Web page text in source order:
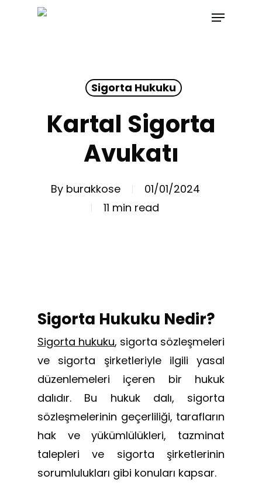
Menu
Sigorta Hukuku
Kartal Sigorta
Avukatı
By burakkose
01/01/2024
11 min read
Sigorta Hukuku Nedir?
Sigorta hukuku, sigorta sözleşmeleri
ve sigorta şirketleriyle ilgili yasal
düzenlemeleri içeren bir hukuk
dalıdır. Bu hukuk dalı, sigorta
sözleşmelerinin geçerliliği, tarafların
hak ve yükümlülükleri, tazminat
talepleri ve sigorta şirketlerinin
sorumlulukları gibi konuları kapsar.